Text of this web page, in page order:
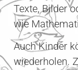
Texte, Bilder
wie
Auch Kinder
wiederholen.